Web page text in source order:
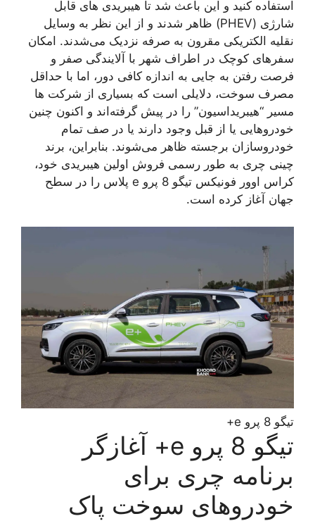
استفاده کنید و این باعث شد تا هیبریدی های قابل
شارژی (PHEV) ظاهر شدند و از این نظر به وسایل
نقلیه الکتریکی مقرون به صرفه نزدیک می‌شدند. امکان
سفرهای کوچک در اطراف شهر با آلایندگی صفر و
فرصت رفتن به جایی به اندازه کافی دور، اما با حداقل
مصرف سوخت، دلایلی است که بسیاری از شرکت ها
مسیر “هیبریداسیون” را در پیش گرفته‌اند و اکنون چنین
خودروهایی یا از قبل وجود دارند یا در صف تمام
خودروسازان برجسته ظاهر می‌شوند. بنابراین، برند
چینی چری به طور رسمی فروش اولین هیبریدی خود،
کراس اوور فونیکس تیگو 8 پرو e پلاس را در سطح
جهان آغاز کرده است.
تیگو 8 پرو e+
تیگو 8 پرو e+ آغازگر
برنامه چری برای
خودروهای سوخت پاک